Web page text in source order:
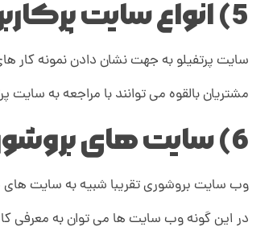
5) انواع سایت پرکاربرد پرتفیلو
سایت پرتفیلو به جهت نشان دادن نمونه
مشتریان بالقوه می توانند با مراجعه به سایت
6) سایت های بروشوری
وب سایت بروشوری تقریبا شبیه به سایت
در این گونه وب سایت ها می توان به معرفی